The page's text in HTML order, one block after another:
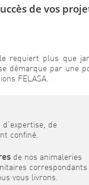
de vos
requiert plus que
démarque par une
FELASA.
de
confiné.
de nos animaleries
correspondants
vous livrons.